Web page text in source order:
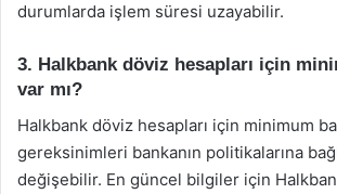
durumlarda işlem süresi uzayabilir.
3. Halkbank döviz hesapları için
var mı?
Halkbank döviz hesapları için minimum
gereksinimleri bankanın politikalarına
değişebilir. En güncel bilgiler için